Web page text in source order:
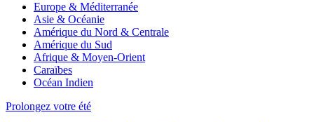
Europe & Méditerranée
Asie & Océanie
Amérique du Nord & Centrale
Amérique du Sud
Afrique & Moyen-Orient
Caraïbes
Océan Indien
Prolongez votre été